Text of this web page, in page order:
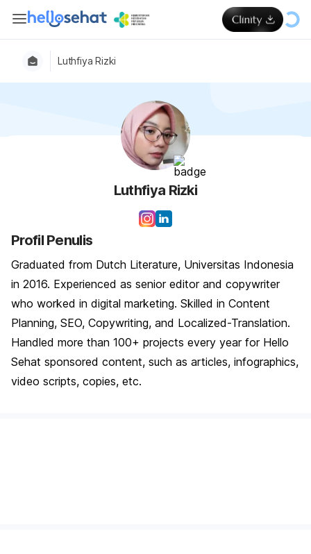
Luthfiya Rizki
Luthfiya Rizki
Profil Penulis
Graduated from Dutch Literature, Universitas Indonesia
in 2016. Experienced as senior editor and copywriter
who worked in digital marketing. Skilled in Content
Planning, SEO, Copywriting, and Localized-Translation.
Handled more than 100+ projects every year for Hello
Sehat sponsored content, such as articles, infographics,
video scripts, copies, etc.